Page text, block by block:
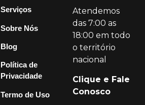
Serviços
Sobre Nós
Blog
Política de
Privacidade
Termo de Uso
Atendemos
das 7:00 as
18:00 em todo
o território
nacional
Clique e Fale
Conosco